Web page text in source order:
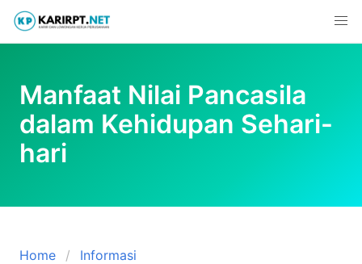
Skip
content
Manfaat Nilai Pancasila
dalam Kehidupan Sehari-
hari
Home
Informasi